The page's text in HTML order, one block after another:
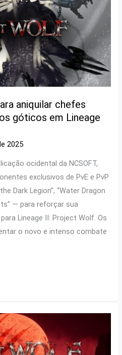
aniquilar chefes
góticos em Lineage
2025
ocidental da NCSOFT,
exclusivos de PvE e PvP
Dark Legion”, “Water Dragon
— para reforçar sua
Lineage II: Project Wolf. Os
o novo e intenso combate